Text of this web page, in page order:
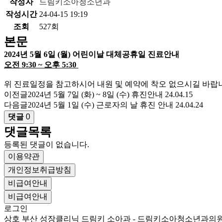
작성자
드림키소아청소년과
작성시간 24-04-15 19:19
조회
527회
본문
2024년 5월 6일 (월) 어린이날 대체공휴일 진료안내
오전 9:30 ~ 오후 5:30
위 진료일정을 참고하시어 내원 및 예약에 착오 없으시길 바랍
이전글2024년 5월 7일 (화) ~ 8일 (수) 휴진안내 24.04.15
다음글2024년 5월 1일 (수) 근로자의 날 휴진 안내 24.04.24
댓글 0
댓글목록
등록된 댓글이 없습니다.
이용약관
개인정보취급방침
비급여안내
비급여안내
로그인
상호 부산 성장클리닉 드림키 소아과 - 드림키소아청소년과의